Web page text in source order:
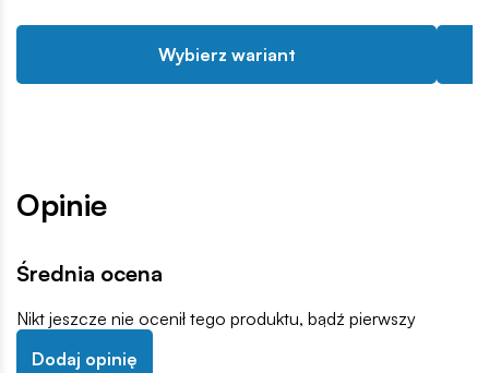
Wybierz wariant
Opinie
Średnia ocena
Nikt jeszcze nie ocenił tego produktu, bądź pierwszy
Dodaj opinię